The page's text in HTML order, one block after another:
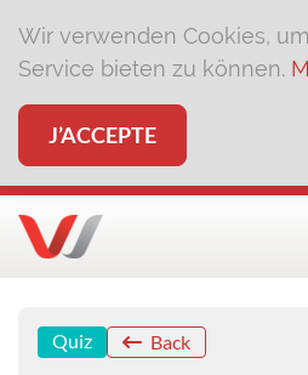
Wir verwenden Cookies,
Service bieten zu können.
J’ACCEPTE
Quiz Back